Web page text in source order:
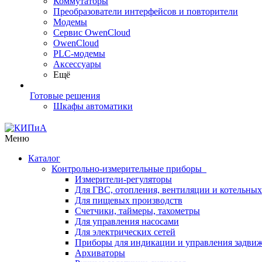
Преобразователи интерфейсов и повторители
Модемы
Сервис OwenCloud
OwenCloud
PLC-модемы
Аксессуары
Ещё
Готовые решения
Шкафы автоматики
Меню
Каталог
Контрольно-измерительные приборы
Измерители-регуляторы
Для ГВС, отопления, вентиляции и котельных
Для пищевых производств
Счетчики, таймеры, тахометры
Для управления насосами
Для электрических сетей
Приборы для индикации и управления
Архиваторы